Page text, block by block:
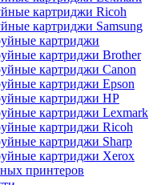
картриджи Ricoh
картриджи Samsung
картриджи
картриджи Brother
картриджи Canon
картриджи Epson
картриджи HP
картриджи Lexmark
картриджи Ricoh
картриджи Sharp
картриджи Xerox
принтеров